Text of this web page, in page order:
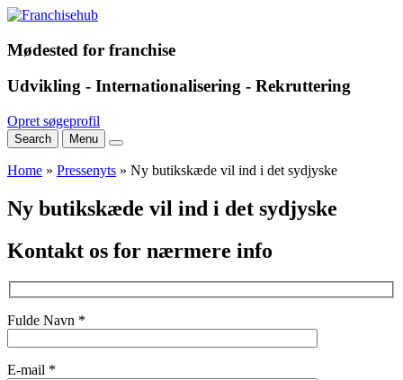
Mødested for franchise
Udvikling - Internationalisering - Rekruttering
Opret søgeprofil
Search Menu
Home » Pressenyts » Ny butikskæde vil ind i det sydjyske
Ny butikskæde vil ind i det sydjyske
Kontakt os for nærmere info
Fulde Navn *
E-mail *